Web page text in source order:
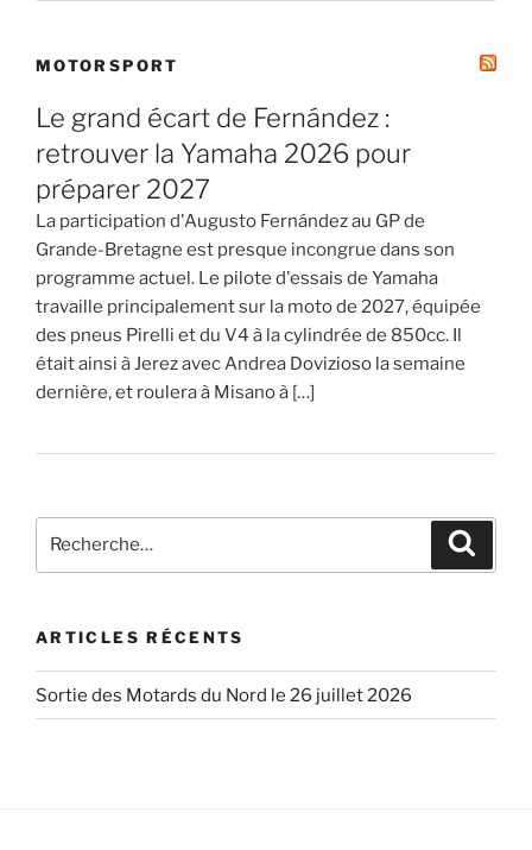
MOTORSPORT
Le grand écart de Fernández :
retrouver la Yamaha 2026 pour
préparer 2027
La participation d'Augusto Fernández au GP de
Grande-Bretagne est presque incongrue dans son
programme actuel. Le pilote d'essais de Yamaha
travaille principalement sur la moto de 2027, équipée
des pneus Pirelli et du V4 à la cylindrée de 850cc. Il
était ainsi à Jerez avec Andrea Dovizioso la semaine
dernière, et roulera à Misano à […]
pour
ARTICLES RÉCENTS
Sortie des Motards du Nord le 26 juillet 2026